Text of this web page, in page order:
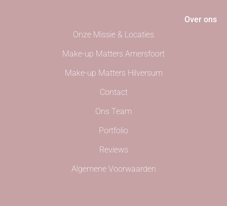
Over ons
Onze Missie & Locaties
Make-up Matters Amersfoort
Make-up Matters Hilversum
Contact
Ons Team
Portfolio
Reviews
Algemene Voorwaarden